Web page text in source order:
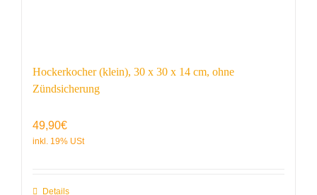
Hockerkocher (klein), 30 x 30 x 14 cm, ohne
Zündsicherung
49,90€
Details